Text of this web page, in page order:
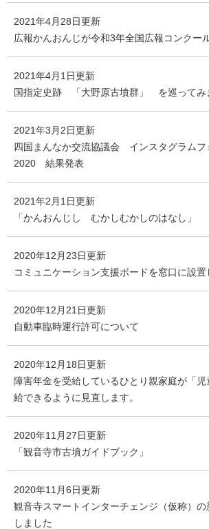
2021年4月28日更新
広報かんおんじが令和3年全国広報コンクー
2021年4月1日更新
国指定史跡 「大野原古墳群」 を巡ってみ
2021年3月2日更新
四国まんなか交流協議会 インスタグラムフ
2020 結果発表
2021年2月1日更新
「かんおんじし むかしむかしのはなし」
2020年12月23日更新
コミュニケーション支援ボードを窓口に設置
2020年12月21日更新
自動車臨時運行許可について
2020年12月18日更新
障害年金を受給しているひとり親家庭が「
給できるように見直します。
2020年11月27日更新
「観音寺市古墳ガイドブック」
2020年11月6日更新
観音寺スマートインターチェンジ（仮称）
しました